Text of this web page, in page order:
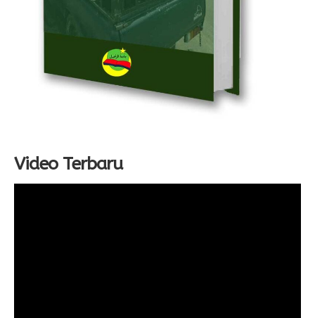
Video Terbaru